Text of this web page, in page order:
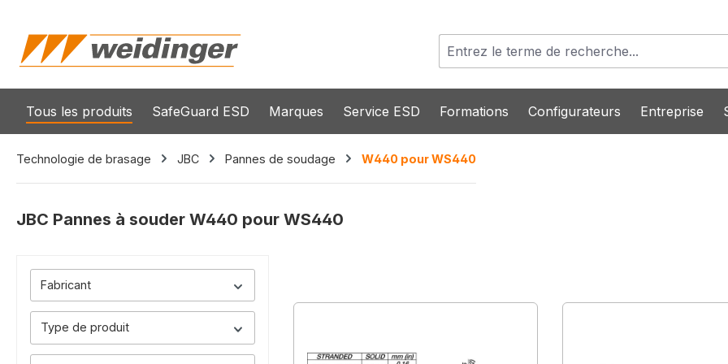
Tous les produits SafeGuard ESD Marques Service ESD Formations Configurateurs Entreprise
Technologie de brasage JBC Pannes de soudage W440 pour WS440
JBC Pannes à souder W440 pour WS440
Fabricant
Type de produit